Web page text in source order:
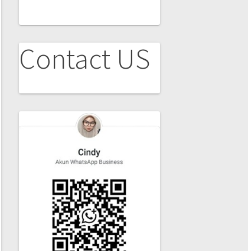
Contact US